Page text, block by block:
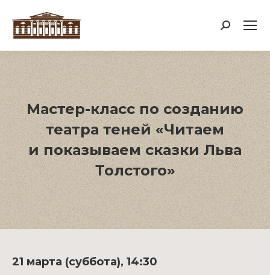
Поиск:
Мастер-класс по созданию
театра теней «Читаем
и показываем сказки Льва
Толстого»
21 марта (суббота), 14:30